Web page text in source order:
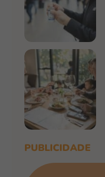
PUBLICIDADE